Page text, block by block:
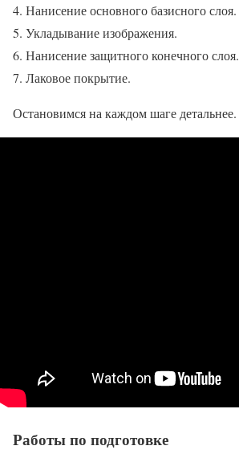
Нанисение основного базисного слоя.
Укладывание изображения.
Нанисение защитного конечного слоя.
Лаковое покрытие.
Остановимся на каждом шаге детальнее.
Работы по подготовке